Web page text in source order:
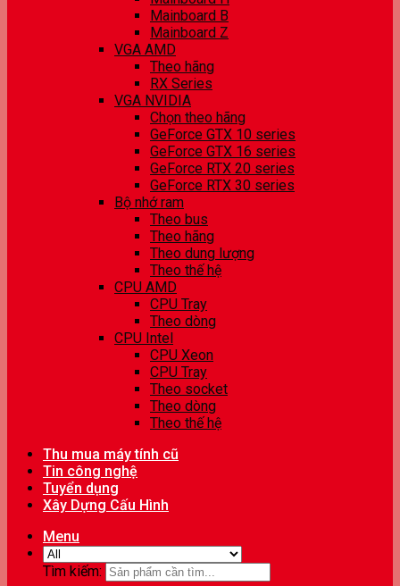
Mainboard B
Mainboard Z
VGA AMD
Theo hãng
RX Series
VGA NVIDIA
Chọn theo hãng
GeForce GTX 10 series
GeForce GTX 16 series
GeForce RTX 20 series
GeForce RTX 30 series
Bộ nhớ ram
Theo bus
Theo hãng
Theo dung lượng
Theo thế hệ
CPU AMD
CPU Tray
Theo dòng
CPU Intel
CPU Xeon
CPU Tray
Theo socket
Theo dòng
Theo thế hệ
Thu mua máy tính cũ
Tin công nghệ
Tuyển dụng
Xây Dựng Cấu Hình
Menu
Tìm kiếm: